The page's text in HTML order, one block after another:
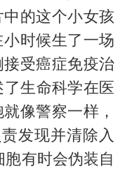
中的这个小女孩
时候生了一场
接受癌症免疫治
生命科学在医
像警察一样，
发现并清除入
胞有时会伪装自